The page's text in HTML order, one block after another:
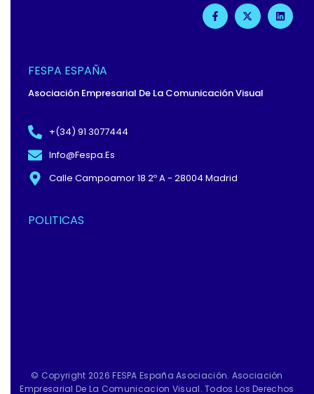
F
A
C
F
X
-
T
L
I
N
FESPA ESPAÑA
Asociación Empresarial De La Comunicación Visual
+(34) 91 3077444
Info@fespa.es
Calle Campoamor 18 2º A - 28004 Madrid
POLITICAS
© Copyright 2026 FESPA España Asociación. Asociación
Empresarial De La Comunicacion Visual. Todos Los Derechos